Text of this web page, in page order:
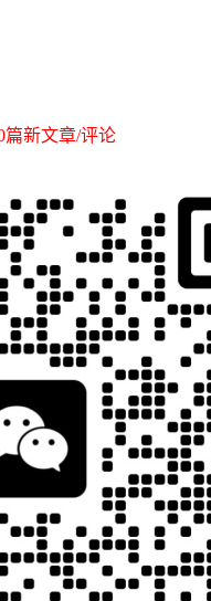
篇新文章/评论